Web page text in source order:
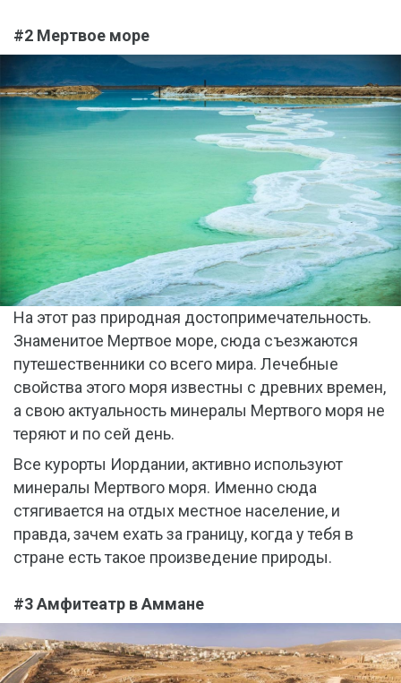
#2 Мертвое море
На этот раз природная достопримечательность.
Знаменитое Мертвое море, сюда съезжаются
путешественники со всего мира. Лечебные
свойства этого моря известны с древних времен,
а свою актуальность минералы Мертвого моря не
теряют и по сей день.
Все курорты Иордании, активно используют
минералы Мертвого моря. Именно сюда
стягивается на отдых местное население, и
правда, зачем ехать за границу, когда у тебя в
стране есть такое произведение природы.
#3 Амфитеатр в Аммане